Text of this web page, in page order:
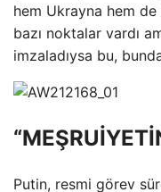
hem Ukrayna hem
bazı noktalar vardı
imzaladıysa bu,
Putin, resmi görev